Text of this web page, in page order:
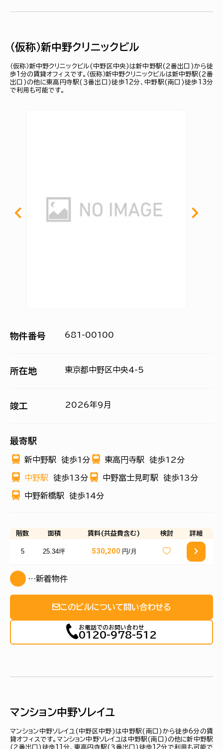
（仮称）新中野クリニックビル
（仮称）新中野クリニックビル(中野区中央)は新中野駅(２番出口)から徒
歩1分の賃貸オフィスです。（仮称）新中野クリニックビルは新中野駅(２番
出口)の他に東高円寺駅(３番出口)徒歩12分、中野駅(南口)徒歩13分
で利用も可能です。
物件番号 681-00100
所在地 東京都中野区中央4-5
竣工 2026年9月
最寄駅
新中野駅 徒歩1分 東高円寺駅 徒歩12分
中野駅 徒歩13分 中野富士見町駅 徒歩13分
中野新橋駅 徒歩14分
階数 面積 賃料(共益費含む) 検討 詳細
5 25.34坪 530,200 円/月
…新着物件
このビルについて問い合わせる
お電話でのお問い合わせ
0120-978-512
マンション中野ソレイユ
マンション中野ソレイユ(中野区中野)は中野駅(南口)から徒歩6分の賃
貸オフィスです。マンション中野ソレイユは中野駅(南口)の他に新中野駅
(２番出口)徒歩11分、東高円寺駅(３番出口)徒歩12分で利用も可能で